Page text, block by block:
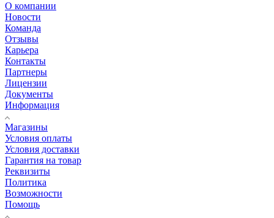
О компании
Новости
Команда
Отзывы
Карьера
Контакты
Партнеры
Лицензии
Документы
Информация
Магазины
Условия оплаты
Условия доставки
Гарантия на товар
Реквизиты
Политика
Возможности
Помощь